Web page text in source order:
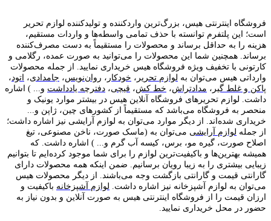
فروشگاه اینترنتی هیس، بزرگ‌ترین وارد‌کننده و تولید‌کننده لوازم تحریر
است؛ این پلتفرم توانسته با حذف تمامی واسطه‌ها و واردات مستقیم،
هزینه را به حداقل برساند و محصولات را مستقیماً به دست مصرف‌کننده
برساند. همچنین شما این محصولات را می‌توانید به صورت عمده، رگلامی و
کارتونی با تخفیف ویژه فروشگاه هیس خریداری نمایید. از جمله محصولات
وارداتی هیس می‌توان به لوازم تحریر ، خودکار ، روان‌نویس، جامدادی، اتود،
پاکن و غلط گیر ، مدادتراش، خط کش، قیچی، دفترچه یادداشت و... ) اشاره
داشت. لوازم تحریر‌های فروشگاه آنلاین هیس در بیشتر موارد یونیک و
منحصر به فروشگاه می‌باشد که مستقیماً از کشور‌های چین، ژاپن و...
خریداری شده‌اند. از دیگر موارد می‌توان به لوازم آرایشی نیز اشاره داشت؛
از جمله لوازم آرایشی می‌توان به (ماسک صورت، ناخن مصنوعی، تیغ
اصلاح صورت، گیره مو، برس، کیسه آب گرم و... ) اشاره داشت. که
همیشه بهترین‌ها و باکیفیت‌ترین لوازم را برای شما موجود کرده‌ایم تا بتوانیم
زیبایی بیشتری را به زیبا رویان برسانیم. ضمن اینکه همه محصولات دارای
گارانتی قیمت و گارانتی بازگشت وجه می‌باشند. از دیگر محصولات هیس
می‌توان به لوازم آشپزخانه نیز اشاره داشت. لوازم آشپزخانه باکیفیت و
ارزان قیمت را از فروشگاه اینترنتی هیس به صورت آنلاین و بدون نیاز به
حضور در محل خریداری نمایید.